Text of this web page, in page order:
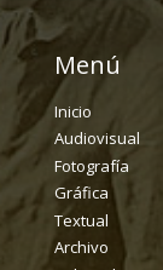
Menú
Inicio
Audiovisual
Fotografía
Gráfica
Textual
Archivo